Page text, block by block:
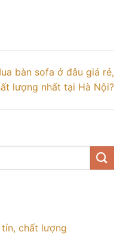
bàn sofa ở đâu giá rẻ,
lượng nhất tại Hà Nội?
chất lượng